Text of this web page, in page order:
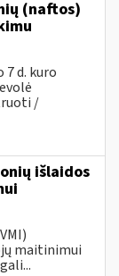
(naftos)
7 d. kuro
/
išlaidos
maitinimui